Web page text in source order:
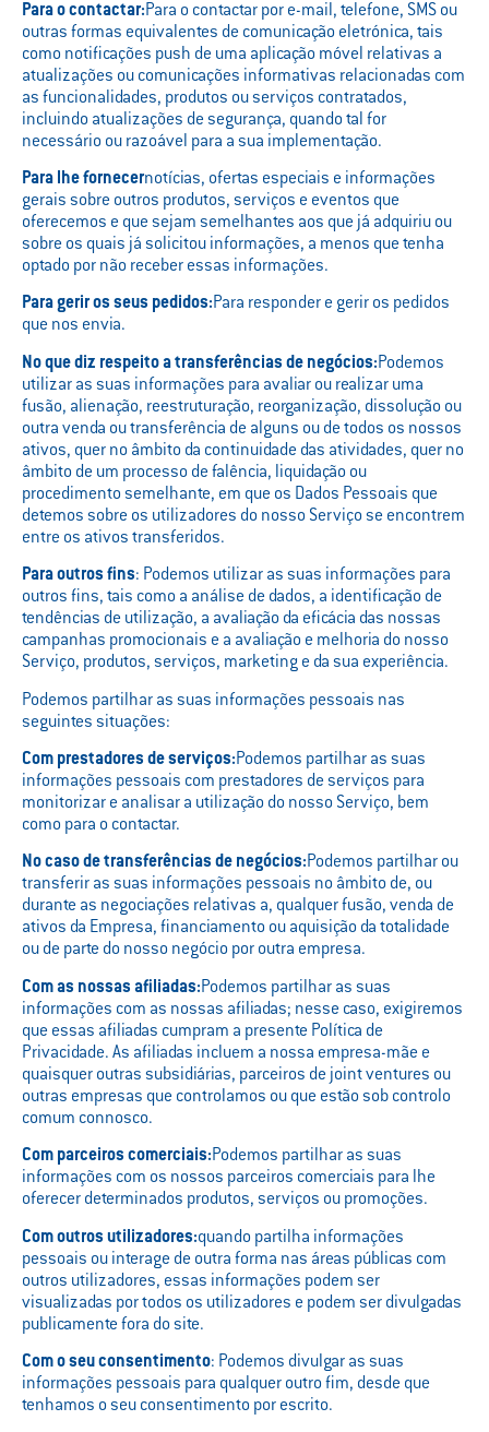
Para o contactar:Para o contactar por e-mail, telefone, SMS ou
outras formas equivalentes de comunicação eletrónica, tais
como notificações push de uma aplicação móvel relativas a
atualizações ou comunicações informativas relacionadas com
as funcionalidades, produtos ou serviços contratados,
incluindo atualizações de segurança, quando tal for
necessário ou razoável para a sua implementação.
Para lhe fornecernotícias, ofertas especiais e informações
gerais sobre outros produtos, serviços e eventos que
oferecemos e que sejam semelhantes aos que já adquiriu ou
sobre os quais já solicitou informações, a menos que tenha
optado por não receber essas informações.
Para gerir os seus pedidos:Para responder e gerir os pedidos
que nos envia.
No que diz respeito a transferências de negócios:Podemos
utilizar as suas informações para avaliar ou realizar uma
fusão, alienação, reestruturação, reorganização, dissolução ou
outra venda ou transferência de alguns ou de todos os nossos
ativos, quer no âmbito da continuidade das atividades, quer no
âmbito de um processo de falência, liquidação ou
procedimento semelhante, em que os Dados Pessoais que
detemos sobre os utilizadores do nosso Serviço se encontrem
entre os ativos transferidos.
Para outros fins: Podemos utilizar as suas informações para
outros fins, tais como a análise de dados, a identificação de
tendências de utilização, a avaliação da eficácia das nossas
campanhas promocionais e a avaliação e melhoria do nosso
Serviço, produtos, serviços, marketing e da sua experiência.
Podemos partilhar as suas informações pessoais nas
seguintes situações:
Com prestadores de serviços:Podemos partilhar as suas
informações pessoais com prestadores de serviços para
monitorizar e analisar a utilização do nosso Serviço, bem
como para o contactar.
No caso de transferências de negócios:Podemos partilhar ou
transferir as suas informações pessoais no âmbito de, ou
durante as negociações relativas a, qualquer fusão, venda de
ativos da Empresa, financiamento ou aquisição da totalidade
ou de parte do nosso negócio por outra empresa.
Com as nossas afiliadas:Podemos partilhar as suas
informações com as nossas afiliadas; nesse caso, exigiremos
que essas afiliadas cumpram a presente Política de
Privacidade. As afiliadas incluem a nossa empresa-mãe e
quaisquer outras subsidiárias, parceiros de joint ventures ou
outras empresas que controlamos ou que estão sob controlo
comum connosco.
Com parceiros comerciais:Podemos partilhar as suas
informações com os nossos parceiros comerciais para lhe
oferecer determinados produtos, serviços ou promoções.
Com outros utilizadores:quando partilha informações
pessoais ou interage de outra forma nas áreas públicas com
outros utilizadores, essas informações podem ser
visualizadas por todos os utilizadores e podem ser divulgadas
publicamente fora do site.
Com o seu consentimento: Podemos divulgar as suas
informações pessoais para qualquer outro fim, desde que
tenhamos o seu consentimento por escrito.